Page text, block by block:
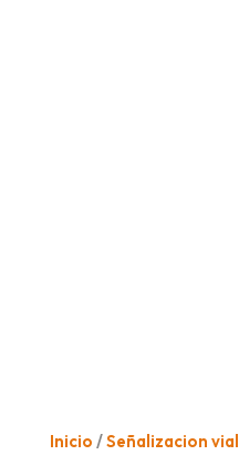
Inicio /Señalizacion vial